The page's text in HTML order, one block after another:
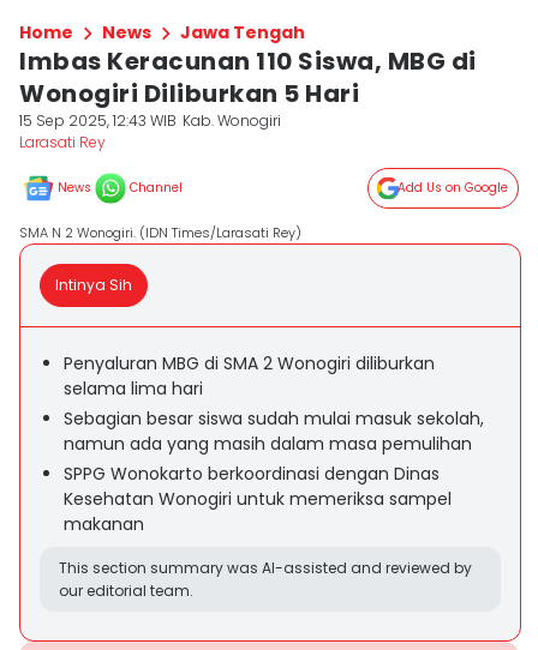
Home News Jawa Tengah
Imbas Keracunan 110 Siswa, MBG di
Wonogiri Diliburkan 5 Hari
15 Sep 2025, 12:43 WIB Kab. Wonogiri
Larasati Rey
News Channel Add Us on Google
SMA N 2 Wonogiri. (IDN Times/Larasati Rey)
Intinya Sih
Penyaluran MBG di SMA 2 Wonogiri diliburkan
selama lima hari
Sebagian besar siswa sudah mulai masuk sekolah,
namun ada yang masih dalam masa pemulihan
SPPG Wonokarto berkoordinasi dengan Dinas
Kesehatan Wonogiri untuk memeriksa sampel
makanan
This section summary was AI-assisted and reviewed by
our editorial team.